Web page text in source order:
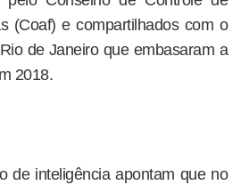
(Coaf) e compartilhados com o
de Janeiro que embasaram a
2018.
de inteligência apontam que no